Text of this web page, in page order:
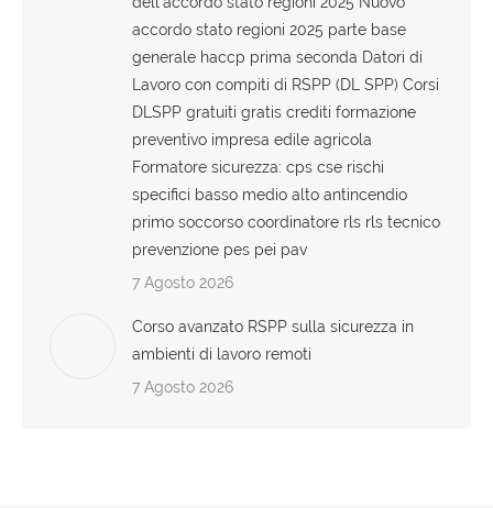
accordo stato regioni 2025 parte base
generale haccp prima seconda Datori di
Lavoro con compiti di RSPP (DL SPP) Corsi
DLSPP gratuiti gratis crediti formazione
preventivo impresa edile agricola
Formatore sicurezza: cps cse rischi
specifici basso medio alto antincendio
primo soccorso coordinatore rls rls tecnico
prevenzione pes pei pav
7 Agosto 2026
Corso avanzato RSPP sulla sicurezza in
ambienti di lavoro remoti
7 Agosto 2026